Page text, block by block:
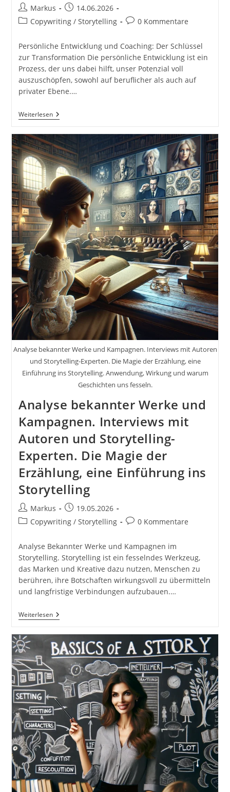
Beitrags-
Autor:
Markus
Beitrag
veröffentlicht:
14.06.2026
Beitrags-
Copywriting / Storytelling
Beitrags-
0 Kommentare
Persönliche Entwicklung und Coaching: Der Schlüssel
zur Transformation Die persönliche Entwicklung ist ein
Prozess, der uns dabei hilft, unser Potenzial voll
auszuschöpfen, sowohl auf beruflicher als auch auf
privater Ebene.…
WeiterlesenPersönliche
Entwicklung
Coaching.
Praktische
Umsetzung
Von
Storytelling-
Projekten.
Ideenfindung
Und
Entwicklung.
Die
Magie
Der
Erzählung,
Eine
Einführung
Ins
Storytelling.
Anwendung,
Wirkung
Und
Warum
Geschichten
Uns
Fesseln.
Analyse bekannter Werke und Kampagnen. Interviews mit Autoren
und Storytelling-Experten. Die Magie der Erzählung, eine
Einführung ins Storytelling. Anwendung, Wirkung und warum
Geschichten uns fesseln.
Analyse bekannter Werke und
Kampagnen. Interviews mit
Autoren und Storytelling-
Experten. Die Magie der
Erzählung, eine Einführung ins
Storytelling
Beitrags-
Autor:
Markus
Beitrag
veröffentlicht:
19.05.2026
Beitrags-
Copywriting / Storytelling
Beitrags-
0 Kommentare
Analyse Bekannter Werke und Kampagnen im
Storytelling. Storytelling ist ein fesselndes Werkzeug,
das Marken und Kreative dazu nutzen, Menschen zu
berühren, ihre Botschaften wirkungsvoll zu übermitteln
und langfristige Verbindungen aufzubauen.…
WeiterlesenAnalyse
Bekannter
Und
Kampagnen.
Interviews
Mit
Autoren
Und
Storytelling-
Experten.
Die
Magie
Der
Erzählung,
Eine
Einführung
Ins
Storytelling